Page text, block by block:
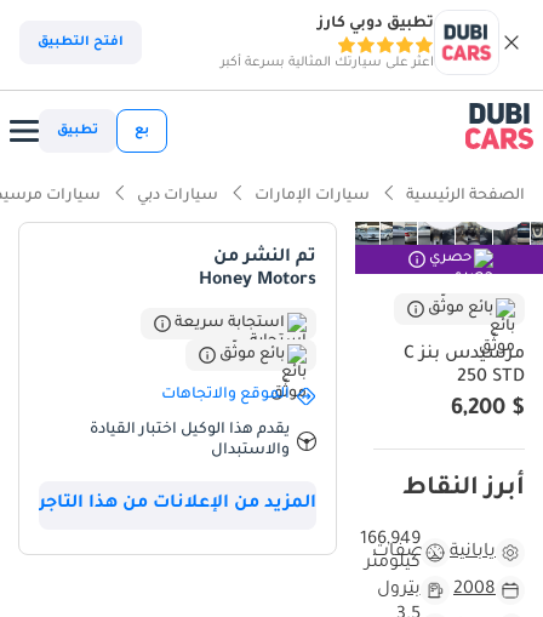
تطبيق دوبي كارز
اعثر على سيارتك المثالية بسرعة أكبر
افتح التطبيق
بع تطبيق
الصفحة الرئيسية سيارات الإمارات سيارات دبي سيارات
حصري
بائع موثّق
مرسيدس بنز C
250 STD
$ 6,200
أبرز النقاط
يابانية مواصفات
166,949
كيلومتر
2008
بترول
تم النشر من
Honey Motors
استجابة سريعة
بائع موثّق
الموقع والاتجاهات
يقدم هذا الوكيل اختبار القيادة
والاستبدال
المزيد من الإعلانات من هذا التاجر